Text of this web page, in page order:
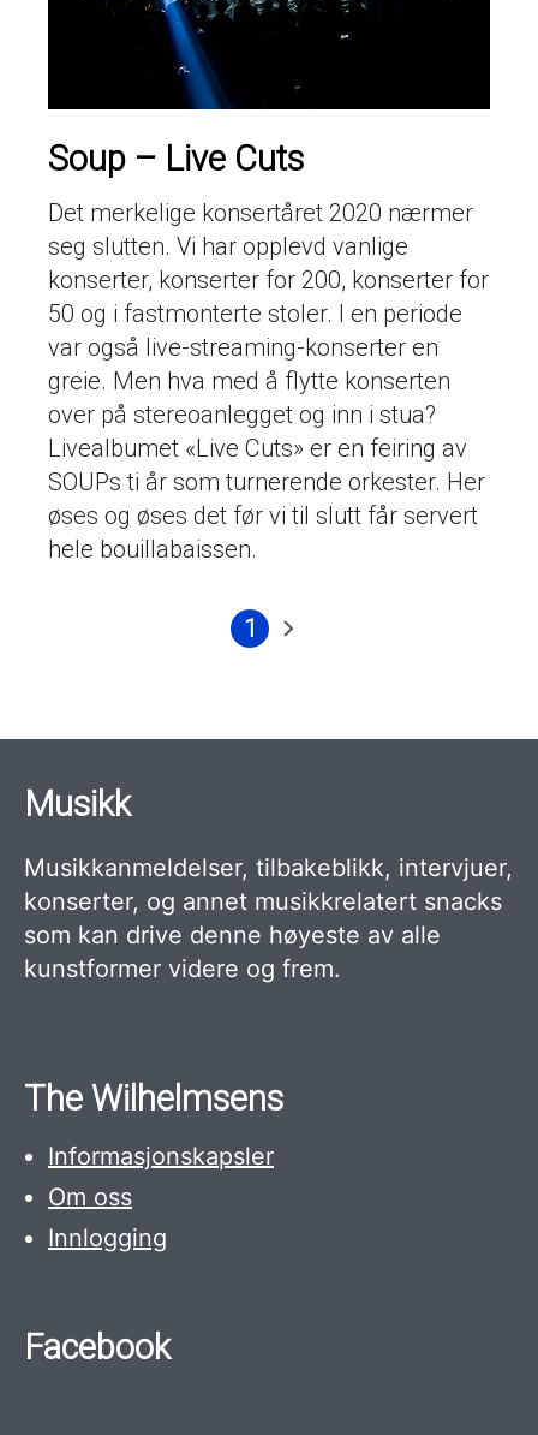
Soup – Live Cuts
Det merkelige konsertåret 2020 nærmer
seg slutten. Vi har opplevd vanlige
konserter, konserter for 200, konserter for
50 og i fastmonterte stoler. I en periode
var også live-streaming-konserter en
greie. Men hva med å flytte konserten
over på stereoanlegget og inn i stua?
Livealbumet «Live Cuts» er en feiring av
SOUPs ti år som turnerende orkester. Her
øses og øses det før vi til slutt får servert
hele bouillabaissen.
Nåværende
1
Neste
Musikk
Musikkanmeldelser, tilbakeblikk, intervjuer,
konserter, og annet musikkrelatert snacks
som kan drive denne høyeste av alle
kunstformer videre og frem.
The Wilhelmsens
Informasjonskapsler
Om oss
Innlogging
Facebook